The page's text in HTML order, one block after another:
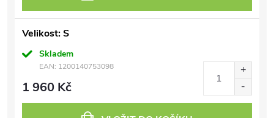
Velikost: S
Skladem
EAN: 1200140753098
1 960 Kč